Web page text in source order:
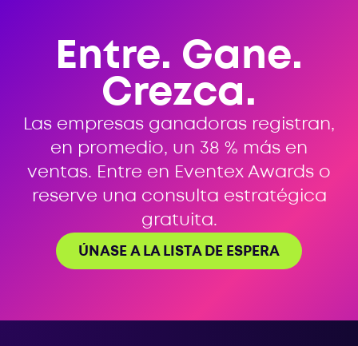
Entre. Gane.
Crezca.
Las empresas ganadoras registran,
en promedio, un 38 % más en
ventas. Entre en Eventex Awards o
reserve una consulta estratégica
gratuita.
ÚNASE A LA LISTA DE ESPERA